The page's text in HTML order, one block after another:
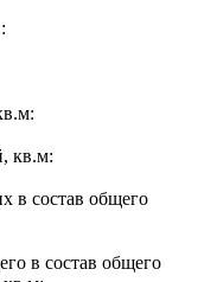
кв.м:
в состав общего
в состав общего